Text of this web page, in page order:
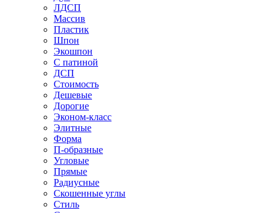
ЛДСП
Массив
Пластик
Шпон
Экошпон
С патиной
ДСП
Стоимость
Дешевые
Дорогие
Эконом-класс
Элитные
Форма
П-образные
Угловые
Прямые
Радиусные
Скошенные углы
Стиль